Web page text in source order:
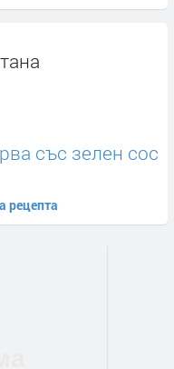
със зелен сос
рецепта